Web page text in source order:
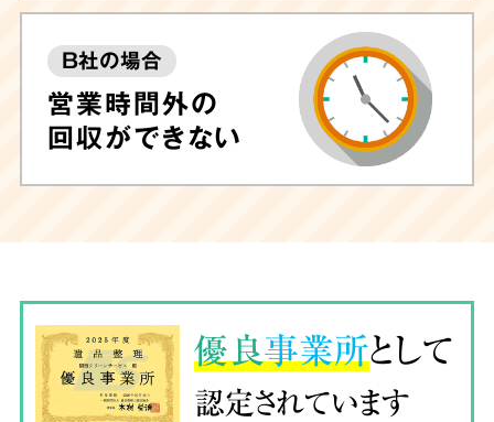
B社の場合
営業時間外の
回収ができない
優良事業所として
認定されています